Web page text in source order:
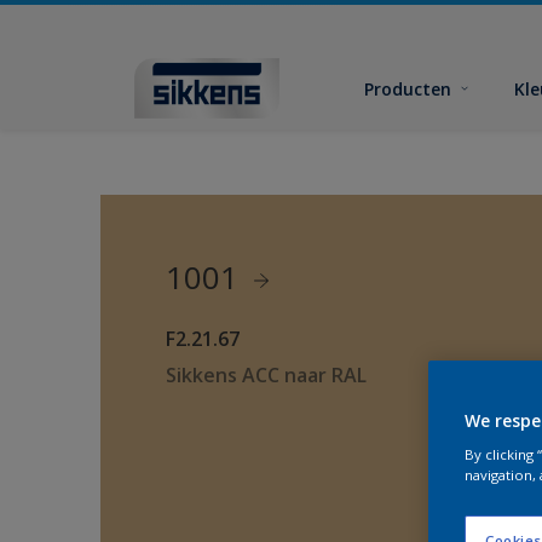
Producten
1001
F2.21.67
Sikkens ACC naar RAL
We
By clicking
navigation,